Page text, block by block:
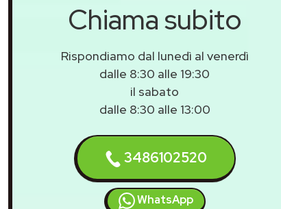
Chiama subito
Rispondiamo dal lunedì al venerdì
dalle 8:30 alle 19:30
il sabato
dalle 8:30 alle 13:00
3486102520
WhatsApp